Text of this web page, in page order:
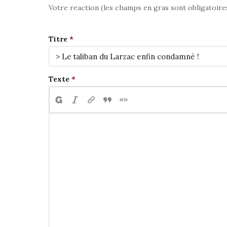
Votre reaction (les champs en gras sont
Titre
Texte